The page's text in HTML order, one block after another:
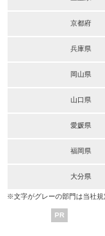
京都府
兵庫県
岡山県
山口県
愛媛県
福岡県
大分県
※文字がグレーの部門は当社規
PR